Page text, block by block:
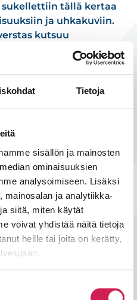
Tietoja
sisällön ja mainosten
ominaisuuksien
analysoimiseen. Lisäksi
mainosalan ja analytiikka-
siitä, miten käytät
voivat yhdistää näitä tietoja
heille tai joita on kerätty,
sukellettiin tällä kertaa
ja uhkakuviin.
kutsuu
AV-alaa,
AV Designer Tekoäly